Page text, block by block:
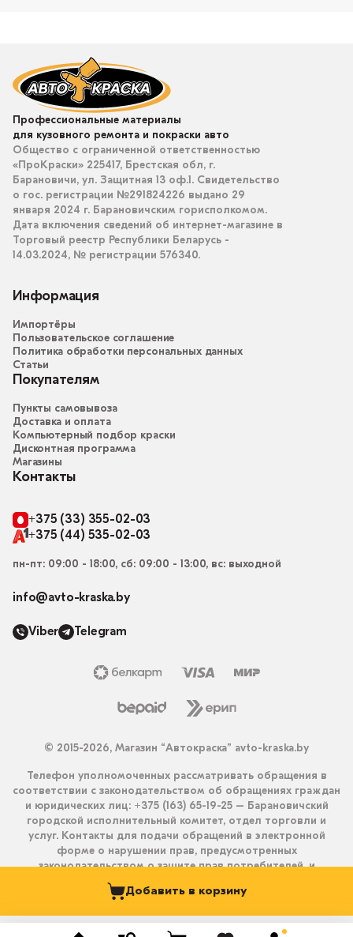
Добавить в корзину
Профессиональные материалы
для кузовного ремонта и покраски авто
Общество с ограниченной ответственностью
«ПроКраски» 225417, Брестская обл, г.
Барановичи, ул. Защитная 13 оф.1. Свидетельство
о гос. регистрации №291824226 выдано 29
января 2024 г. Барановичским горисполкомом.
Дата включения сведений об интернет-магазине в
Торговый реестр Республики Беларусь -
14.03.2024, № регистрации 576340.
Информация
Импортёры
Пользовательское соглашение
Политика обработки персональных данных
Статьи
Покупателям
Пункты самовывоза
Доставка и оплата
Компьютерный подбор краски
Дисконтная программа
Магазины
Контакты
+375 (33) 355-02-03
+375 (44) 535-02-03
пн-пт: 09:00 - 18:00, сб: 09:00 - 13:00, вс: выходной
info@avto-kraska.by
Viber Telegram
© 2015-2026, Магазин “Автокраска” avto-kraska.by
Телефон уполномоченных рассматривать обращения в
соответствии с законодательством об обращениях граждан
и юридических лиц: +375 (163) 65-19-25 – Барановичский
городской исполнительный комитет, отдел торговли и
услуг. Контакты для подачи обращений в электронной
форме о нарушении прав, предусмотренных
законодательством о защите прав потребителей, и
получения ответа на них: info@avto-kraska.by и
+375333550203 (Viber, Telegram).